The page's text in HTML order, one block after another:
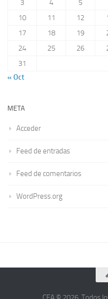
3
4 5
10
11 12
17
18 19
24
25 26
31
« Oct
META
Acceder
Feed de entradas
Feed de comentarios
WordPress.org